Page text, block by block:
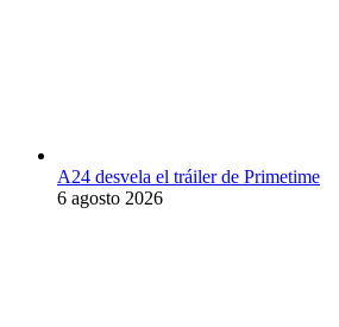
A24 desvela el tráiler de Primetime
6 agosto 2026